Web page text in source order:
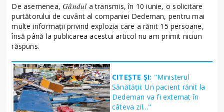
De asemenea,Gândul a transmis, în 10 iunie, o solicitare
purtătorului de cuvânt al companiei Dedeman, pentru mai
multe informații privind explozia care a rănit 15 persoane,
însă până la publicarea acestui articol nu am primit niciun
răspuns.
CITEȘTE ȘI: "Ministerul
Sănătății: Un pacient rănit la
Dedeman va fi externat în
câteva zil..."